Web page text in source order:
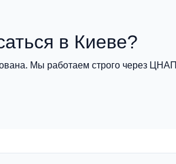
в Киеве?
Мы работаем строго через